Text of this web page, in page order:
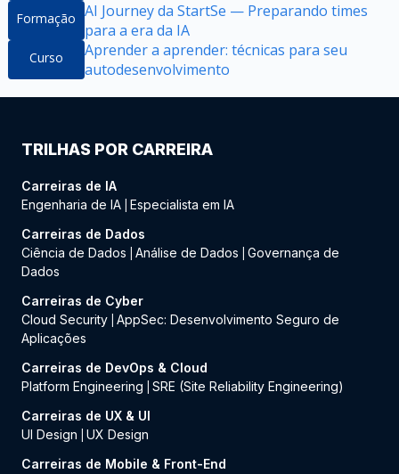
Formação AI Journey da StartSe — Preparando times
para a era da IA
Curso
Aprender a aprender: técnicas para seu
autodesenvolvimento
TRILHAS POR CARREIRA
Carreiras de IA
Engenharia de IA Especialista em IA
Carreiras de Dados
Ciência de Dados
Análise de Dados
Governança de
Dados
Carreiras de Cyber
Cloud Security AppSec: Desenvolvimento Seguro de
Aplicações
Carreiras de DevOps & Cloud
Platform Engineering
SRE (Site Reliability Engineering)
Carreiras de UX & UI
UI Design
UX Design
Carreiras de Mobile & Front-End